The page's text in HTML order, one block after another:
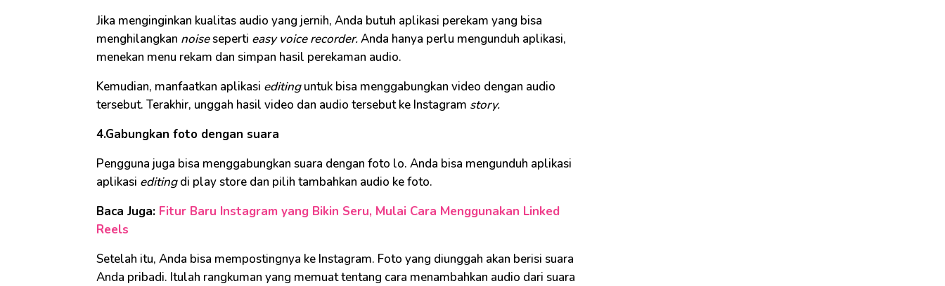
Jika menginginkan kualitas audio yang jernih, Anda butuh aplikasi perekam yang bisa
menghilangkan noiseseperti easy voice recorder.Anda hanya perlu mengunduh aplikasi,
menekan menu rekam dan simpan hasil perekaman audio.
Kemudian, manfaatkan aplikasi editinguntuk bisa menggabungkan video dengan audio
tersebut. Terakhir, unggah hasil video dan audio tersebut ke Instagram story.
4.Gabungkan foto dengan suara
Pengguna juga bisa menggabungkan suara dengan foto lo. Anda bisa mengunduh aplikasi
aplikasi editingdi play store dan pilih tambahkan audio ke foto.
Baca Juga: Fitur Baru Instagram yang Bikin Seru, Mulai Cara Menggunakan Linked
Reels
Setelah itu, Anda bisa mempostingnya ke Instagram. Foto yang diunggah akan berisi suara
Anda pribadi. Itulah rangkuman yang memuat tentang cara menambahkan audio dari suara